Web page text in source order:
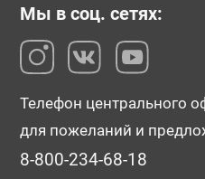
Мы в соц. сетях:
Телефон центрального
для пожеланий и
8-800-234-68-18